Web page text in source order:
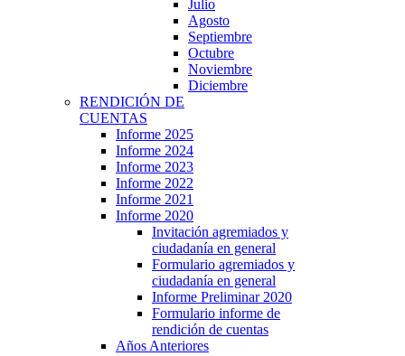
Julio
Agosto
Septiembre
Octubre
Noviembre
Diciembre
RENDICIÓN DE
CUENTAS
Informe 2025
Informe 2024
Informe 2023
Informe 2022
Informe 2021
Informe 2020
Invitación agremiados y
ciudadanía en general
Formulario agremiados y
ciudadanía en general
Informe Preliminar 2020
Formulario informe de
rendición de cuentas
Años Anteriores